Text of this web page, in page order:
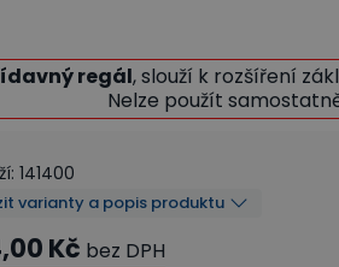
regál, slouží k rozšíření
Nelze použít
: 141400
varianty a popis produktu
Kč bez DPH